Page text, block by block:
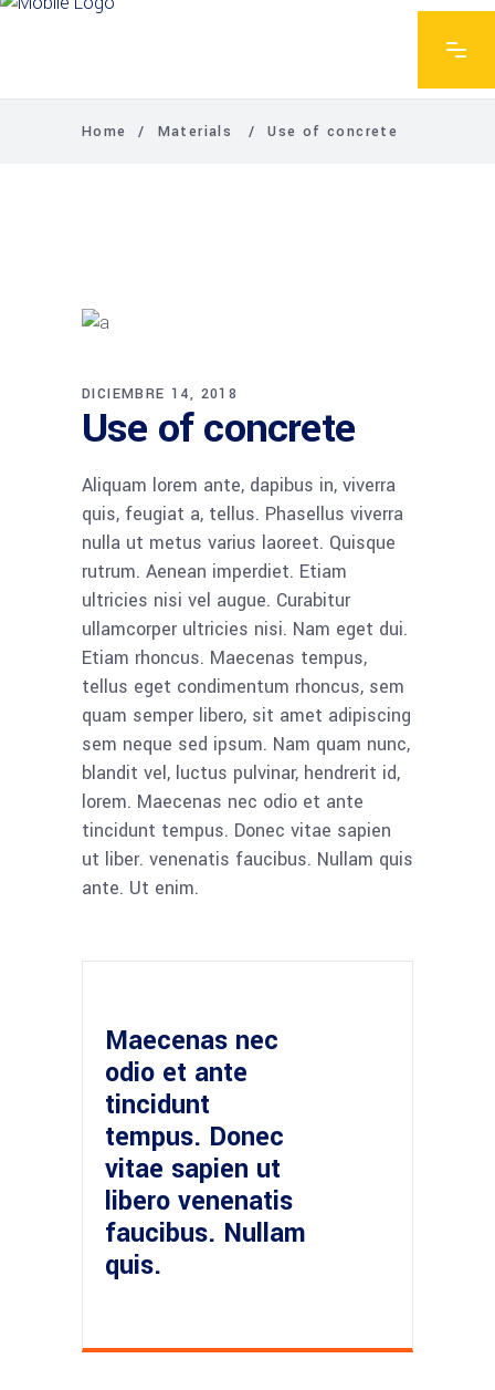
Home / Materials /Use of concrete
DICIEMBRE 14, 2018
Use of concrete
Aliquam lorem ante, dapibus in, viverra
quis, feugiat a, tellus. Phasellus viverra
nulla ut metus varius laoreet. Quisque
rutrum. Aenean imperdiet. Etiam
ultricies nisi vel augue. Curabitur
ullamcorper ultricies nisi. Nam eget dui.
Etiam rhoncus. Maecenas tempus,
tellus eget condimentum rhoncus, sem
quam semper libero, sit amet adipiscing
sem neque sed ipsum. Nam quam nunc,
blandit vel, luctus pulvinar, hendrerit id,
lorem. Maecenas nec odio et ante
tincidunt tempus. Donec vitae sapien
ut liber. venenatis faucibus. Nullam quis
ante. Ut enim.
Maecenas nec
odio et ante
tincidunt
tempus. Donec
vitae sapien ut
libero venenatis
faucibus. Nullam
quis.